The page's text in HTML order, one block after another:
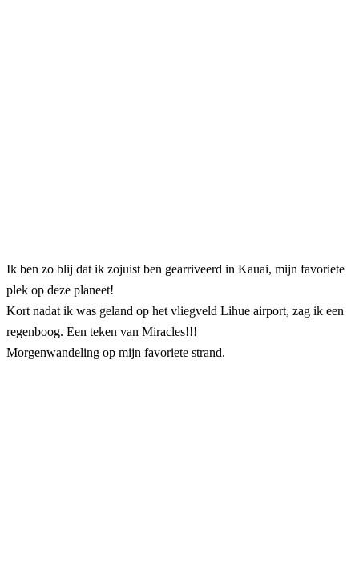
Ik ben zo blij dat ik zojuist ben gearriveerd in Kauai, mijn favoriete
plek op deze planeet!
Kort nadat ik was geland op het vliegveld Lihue airport, zag ik een
regenboog. Een teken van Miracles!!!
Morgenwandeling op mijn favoriete strand.